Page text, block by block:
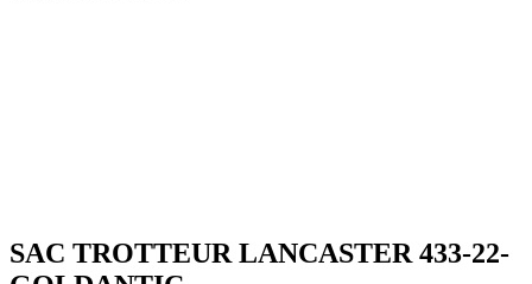
SAC TROTTEUR LANCASTER 433-22-